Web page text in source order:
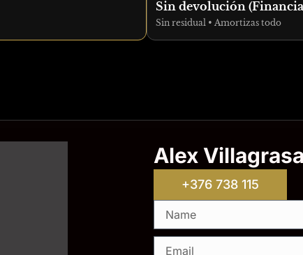
Sin devolución
Sin residual • Amortizas todo
Alex
+376 738 115